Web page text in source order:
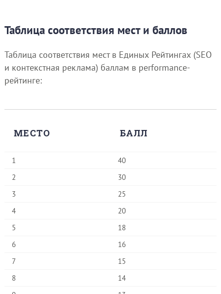
Таблица соответствия мест и баллов
Таблица соответствия мест в Единых Рейтингах (SEO
и контекстная реклама) баллам в performance-
рейтинге:
МЕСТО БАЛЛ
1
40
2
30
3
25
4
20
5
18
6
16
7
15
8
14